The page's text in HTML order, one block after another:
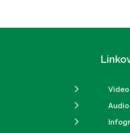
Video
Audio